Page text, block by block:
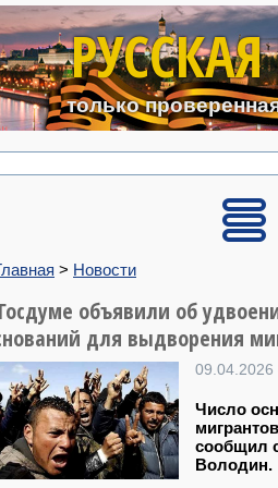
только
> Новости
объявили об
для выдворения
09.04.2026
Число
сообщил
Володин.